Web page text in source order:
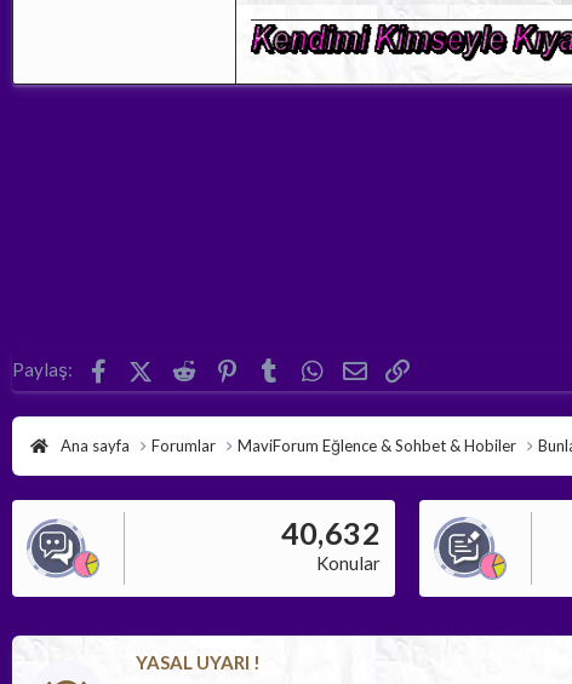
Paylaş: FacebookX (Twitter)
Reddit Pinterest
Tumblr WhatsApp
E-posta
Ana sayfa Forumlar MaviForum Eğlence & Sohbet & Hobiler
40,632
Konular
YASAL UYARI !